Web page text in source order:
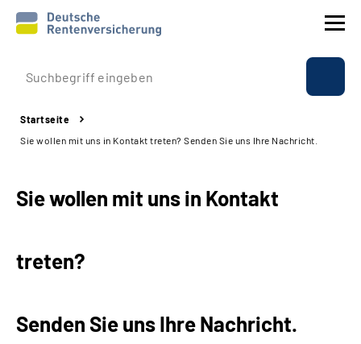
Prävention
Reha
Experten
Startseite
Sie wollen mit uns in Kontakt treten? Senden Sie uns Ihre Nachricht.
Sie wollen mit uns in Kontakt
treten?
Senden Sie uns Ihre Nachricht.